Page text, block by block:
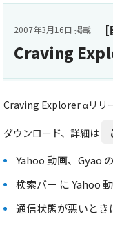
[
2007年3月16日 掲載
Craving
Craving Explorer αリリ
ダウンロード、詳細は
Yahoo 動画、Gyao
検索バー に Yahoo
通信状態が悪いと